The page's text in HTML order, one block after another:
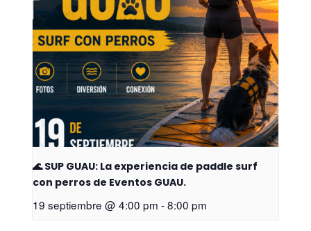
🌊 SUP GUAU: La experiencia de paddle surf
con perros de Eventos GUAU.
19 septiembre @ 4:00 pm -8:00 pm